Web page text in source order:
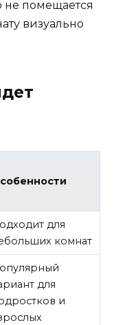
не помещается
визуально
для
комнат
для
и